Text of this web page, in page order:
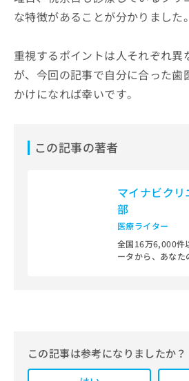
な特徴があることが分かりました。
重視するポイントは人それぞれ異
が、今回の記事で自分に合った歯
かけになれば幸いです。
この記事の著者
マイナビク
部
医療ライター
全国16万6,000件
ータから、あなた
また、医療広告ガ
この記事は参考になりましたか？